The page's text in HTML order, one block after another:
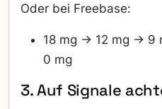
Oder bei Freebase:
18 mg → 12 mg →
0 mg
3. Auf Signale